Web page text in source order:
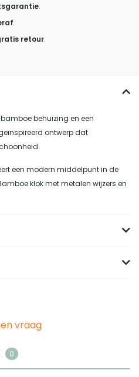
.
.
retour.
behuizing en een
ontwerp dat
een modern middelpunt in de
klok met metalen wijzers en
de Newgate Mauritius
wandklok heeft een lengte
cm en een breedte van 5
Mauritius
behuizing, metalen
vraag